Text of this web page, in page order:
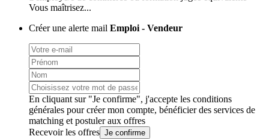
Vous maîtrisez...
Créer une alerte mail Emploi - Vendeur
En cliquant sur "Je confirme", j'accepte les conditions
générales pour créer mon compte, bénéficier des services de
matching et postuler aux offres
Recevoir les offres Je confirme